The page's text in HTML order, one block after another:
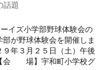
話題
イズ小学部野球体験会の
が野球体験会を開催しま
年３月２５日（土）午後
会 場】宇和町小学校グ